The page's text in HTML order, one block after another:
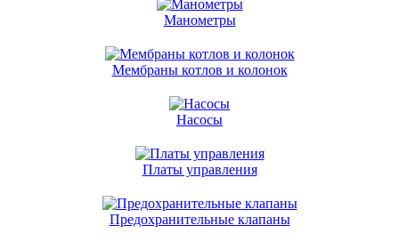
Манометры
Мембраны котлов и колонок
Насосы
Платы управления
Предохранительные клапаны